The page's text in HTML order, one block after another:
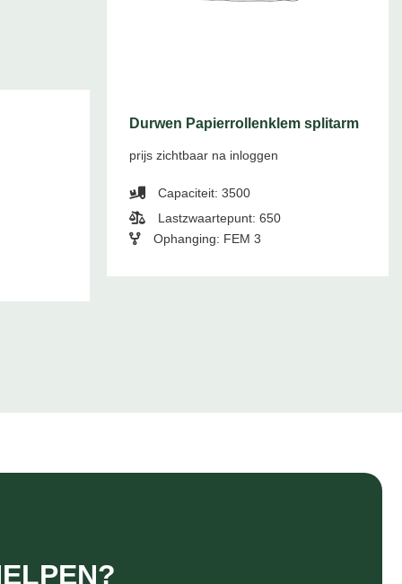
Durwen Papierrollenklem splitarm
prijs zichtbaar na inloggen
Capaciteit: 3500
Lastzwaartepunt: 650
Ophanging: FEM 3